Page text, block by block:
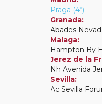
Praga (4*)
Granada:
Abades
Malaga:
Hampton By
Jerez de la
Nh Avenida
Sevilla:
Ac Sevilla